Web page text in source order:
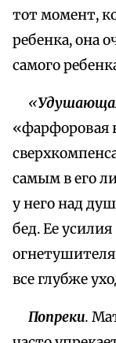
тот момент,
ребенка, она
самого
«
«фарфоровая
самым в его
у него над
бед. Ее
все глубже
Попреки.